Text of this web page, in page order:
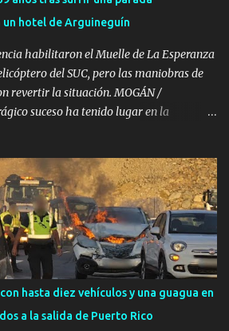
Excarcelación por parte de los
del accidente se desplazaron con
de Emergencias de Gran
hotel de Arguineguín
habilitaron el Muelle de La Esperanza
del SUC, pero las maniobras de
revertir la situación. MOGÁN /
suceso ha tenido lugar en la
en el Hotel Dorado Beach. A
y del amplio despliegue de
desplazados hasta el establecimiento
de reanimación cardiopulmonar
revertir el cuadro, confirmándose
Operativo aéreo en el Muelle de La
del incidente, la sala operativa del
y Seguridad (CECOES) 112
dispositivo de máxima urgencia que
hasta diez vehículos y una guagua en
a la salida de Puerto Rico